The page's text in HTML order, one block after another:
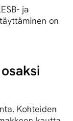
ja
on
Kohteiden